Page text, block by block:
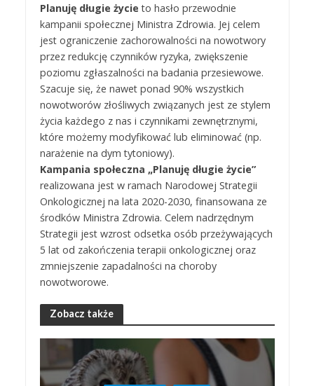
Planuję długie życieto hasło przewodnie
kampanii społecznej Ministra Zdrowia. Jej celem
jest ograniczenie zachorowalności na nowotwory
przez redukcję czynników ryzyka, zwiększenie
poziomu zgłaszalności na badania przesiewowe.
Szacuje się, że nawet ponad 90% wszystkich
nowotworów złośliwych związanych jest ze stylem
życia każdego z nas i czynnikami zewnętrznymi,
które możemy modyfikować lub eliminować (np.
narażenie na dym tytoniowy).
Kampania społeczna „Planuję długie życie”
realizowana jest w ramach Narodowej Strategii
Onkologicznej na lata 2020-2030, finansowana ze
środków Ministra Zdrowia. Celem nadrzędnym
Strategii jest wzrost odsetka osób przeżywających
5 lat od zakończenia terapii onkologicznej oraz
zmniejszenie zapadalności na choroby
nowotworowe.
Zobacz także